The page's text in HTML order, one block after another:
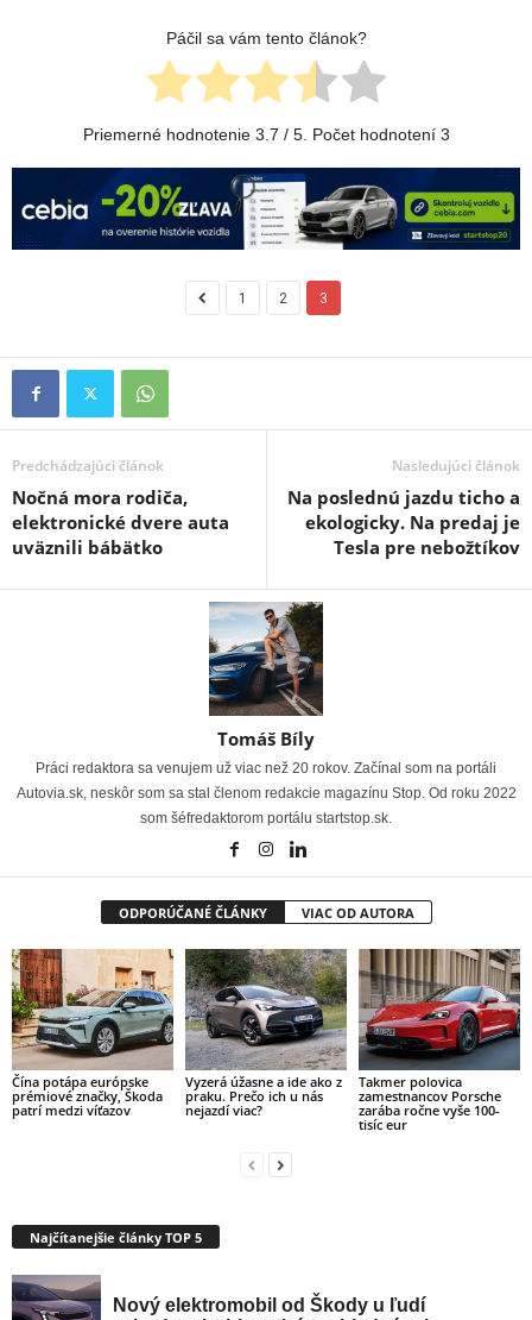
Páčil sa vám tento článok?
Priemerné hodnotenie 3.7 / 5. Počet hodnotení 3
1 2 3
Predchádzajúci článok
Nočná mora rodiča,
elektronické dvere auta
uväznili bábätko
Nasledujúci článok
Na poslednú jazdu ticho a
ekologicky. Na predaj je
Tesla pre nebožtíkov
Tomáš Bíly
Práci redaktora sa venujem už viac než 20 rokov. Začínal som na portáli
Autovia.sk, neskôr som sa stal členom redakcie magazínu Stop. Od roku 2022
som šéfredaktorom portálu startstop.sk.
ODPORÚČANÉ ČLÁNKY VIAC OD AUTORA
Čína potápa európske
prémiové značky, Škoda
patrí medzi víťazov
Vyzerá úžasne a ide ako z
praku. Prečo ich u nás
nejazdí viac?
Takmer polovica
zamestnancov Porsche
zarába ročne vyše 100-
tisíc eur
Najčítanejšie články TOP 5